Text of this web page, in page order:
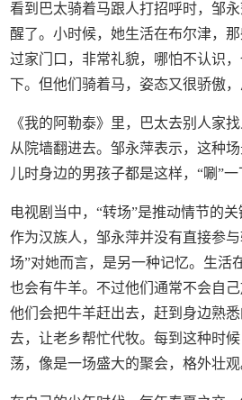
看到巴太骑着马跟人打招呼时，邹
醒了。小时候，她生活在布尔津，
过家门口，非常礼貌，哪怕不认识
下。但他们骑着马，姿态又很骄傲
《我的阿勒泰》里，巴太去别人家
从院墙翻进去。邹永萍表示，这种场
儿时身边的男孩子都是这样，“唰”一
电视剧当中，“转场”是推动情节的关
作为汉族人，邹永萍并没有直接参
场”对她而言，是另一种记忆。生活
也会有牛羊。不过他们通常不会自己
他们会把牛羊赶出去，赶到身边熟
去，让老乡帮忙代牧。每到这种时
荡，像是一场盛大的聚会，格外壮观